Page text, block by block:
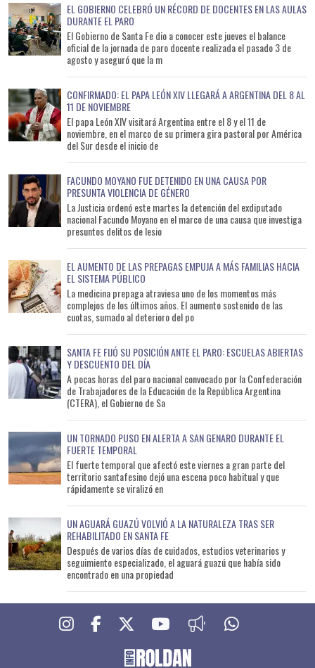
EL GOBIERNO CELEBRÓ UN RÉCORD DE DOCENTES EN LAS AULAS
DURANTE EL PARO
El Gobierno de Santa Fe dio a conocer este jueves el balance
oficial de la jornada de paro docente realizada el pasado 3 de
agosto y aseguró que la m
CONFIRMADO: EL PAPA LEÓN XIV LLEGARÁ A ARGENTINA DEL 8 AL
11 DE NOVIEMBRE
El papa León XIV visitará Argentina entre el 8 y el 11 de
noviembre, en el marco de su primera gira pastoral por América
del Sur desde el inicio de
FACUNDO MOYANO FUE DETENIDO EN UNA CAUSA POR
PRESUNTA VIOLENCIA DE GÉNERO
La Justicia ordenó este martes la detención del exdiputado
nacional Facundo Moyano en el marco de una causa que investiga
presuntos delitos de lesio
EL AUMENTO DE LAS PREPAGAS EMPUJA A MÁS FAMILIAS HACIA
EL SISTEMA PÚBLICO
La medicina prepaga atraviesa uno de los momentos más
complejos de los últimos años. El aumento sostenido de las
cuotas, sumado al deterioro del po
SANTA FE FIJÓ SU POSICIÓN ANTE EL PARO: ESCUELAS ABIERTAS
Y DESCUENTO DEL DÍA
A pocas horas del paro nacional convocado por la Confederación
de Trabajadores de la Educación de la República Argentina
(CTERA), el Gobierno de Sa
UN TORNADO PUSO EN ALERTA A SAN GENARO DURANTE EL
FUERTE TEMPORAL
El fuerte temporal que afectó este viernes a gran parte del
territorio santafesino dejó una escena poco habitual y que
rápidamente se viralizó en
UN AGUARÁ GUAZÚ VOLVIÓ A LA NATURALEZA TRAS SER
REHABILITADO EN SANTA FE
Después de varios días de cuidados, estudios veterinarios y
seguimiento especializado, el aguará guazú que había sido
encontrado en una propiedad